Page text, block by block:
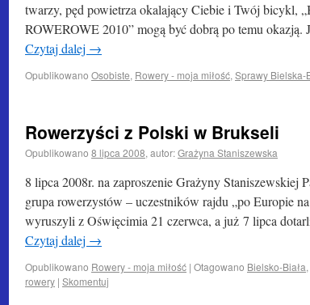
twarzy, pęd powietrza okalający Ciebie i Twój
ROWEROWE 2010” mogą być dobrą po temu
Czytaj dalej →
Opublikowano Osobiste, Rowery - moja miłość, Sprawy Bielska-
Rowerzyści z Polski w Brukseli
Opublikowano 8 lipca 2008, autor:Grażyna Staniszewska
8 lipca 2008r. na zaproszenie Grażyny Staniszewskiej
grupa rowerzystów – uczestników rajdu „po Europie
wyruszyli z Oświęcimia 21 czerwca, a już 7 lipca
Czytaj dalej →
Opublikowano Rowery - moja miłość | Otagowano Bielsko-Biała,
rowery | Skomentuj